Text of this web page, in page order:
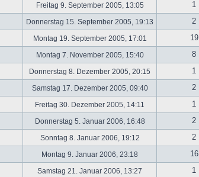
Freitag 9. September 2005, 13:05
1
Donnerstag 15. September 2005, 19:13
2
Montag 19. September 2005, 17:01
19
Montag 7. November 2005, 15:40
8
Donnerstag 8. Dezember 2005, 20:15
1
Samstag 17. Dezember 2005, 09:40
2
Freitag 30. Dezember 2005, 14:11
1
Donnerstag 5. Januar 2006, 16:48
2
Sonntag 8. Januar 2006, 19:12
2
Montag 9. Januar 2006, 23:18
16
Samstag 21. Januar 2006, 13:27
1